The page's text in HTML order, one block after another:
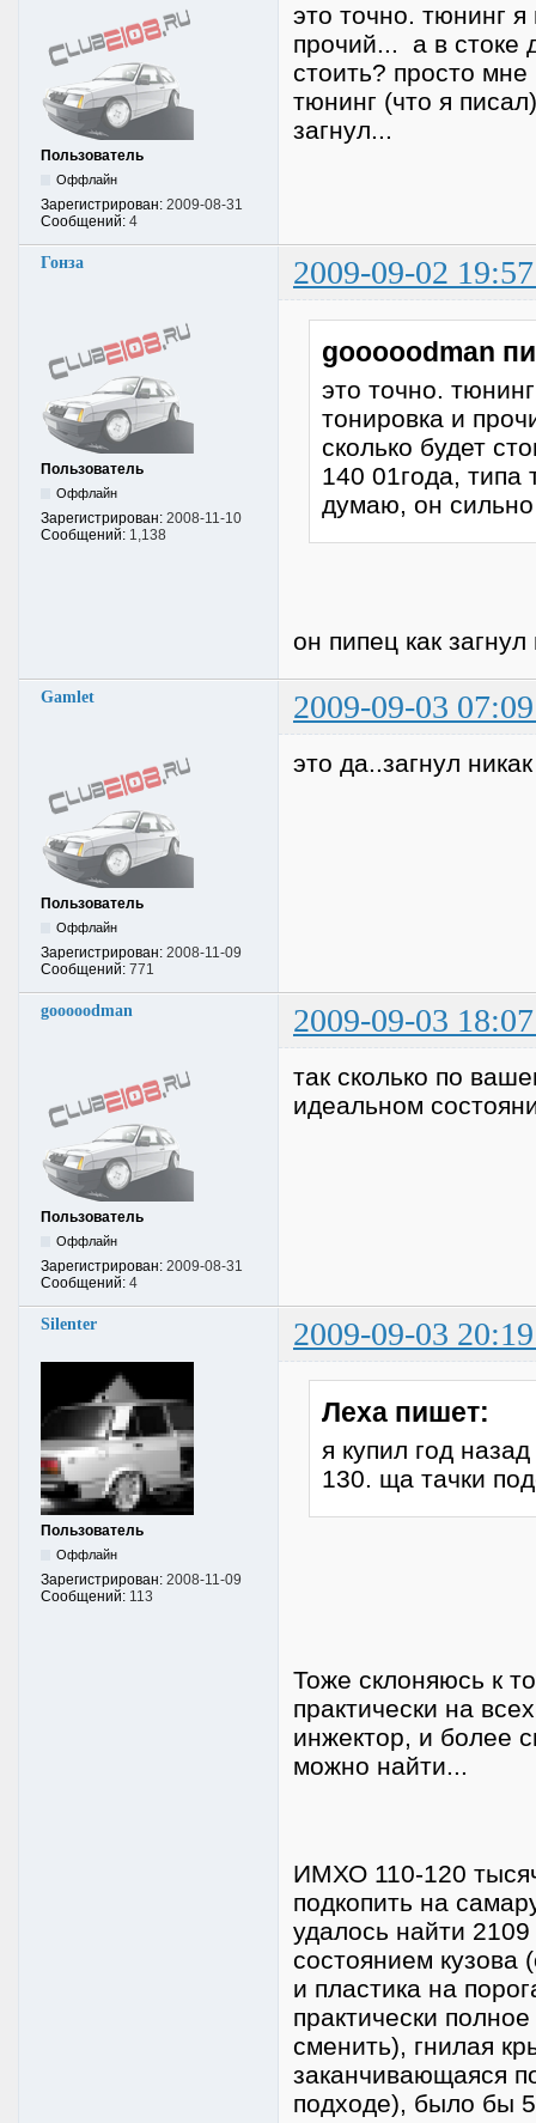
Пользователь
Оффлайн
Зарегистрирован: 2009-08-31
Сообщений: 4
это точно. тюнинг
прочий... а в стоке
стоить? просто
тюнинг (что я
загнул...
Гонза 2009-09-02
Пользователь
Оффлайн
Зарегистрирован: 2008-11-10
Сообщений: 1,138
gooooodman
это точно.
тонировка и
сколько будет
140 01года, типа
думаю, он сильно
он пипец как
Gamlet 2009-09-03
Пользователь
Оффлайн
Зарегистрирован: 2008-11-09
Сообщений: 771
это да..загнул
gooooodman 2009-09-03
Пользователь
Оффлайн
Зарегистрирован: 2009-08-31
Сообщений: 4
так сколько по
идеальном
Silenter 2009-09-03
Пользователь
Оффлайн
Зарегистрирован: 2008-11-09
Сообщений: 113
Леха пишет:
я купил год
130. ща тачки
Тоже склоняюсь к
практически на
инжектор, и более
можно найти...
ИМХО 110-120 тысяч
подкопить на
удалось найти
состоянием кузова
и пластика на
практически
сменить), гнилая
заканчивающаяся
подходе), было бы